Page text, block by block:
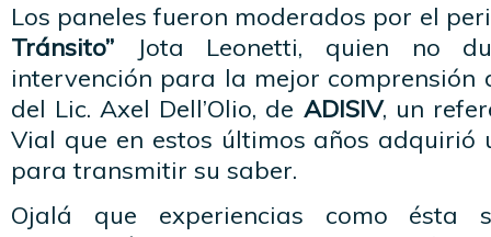
Los paneles fueron moderados por el
Tránsito” Jota Leonetti, quien no
intervención para la mejor comprensión
del Lic. Axel Dell’Olio, de ADISIV, un
Vial que en estos últimos años adquirió
para transmitir su saber.
Ojalá que experiencias como ésta